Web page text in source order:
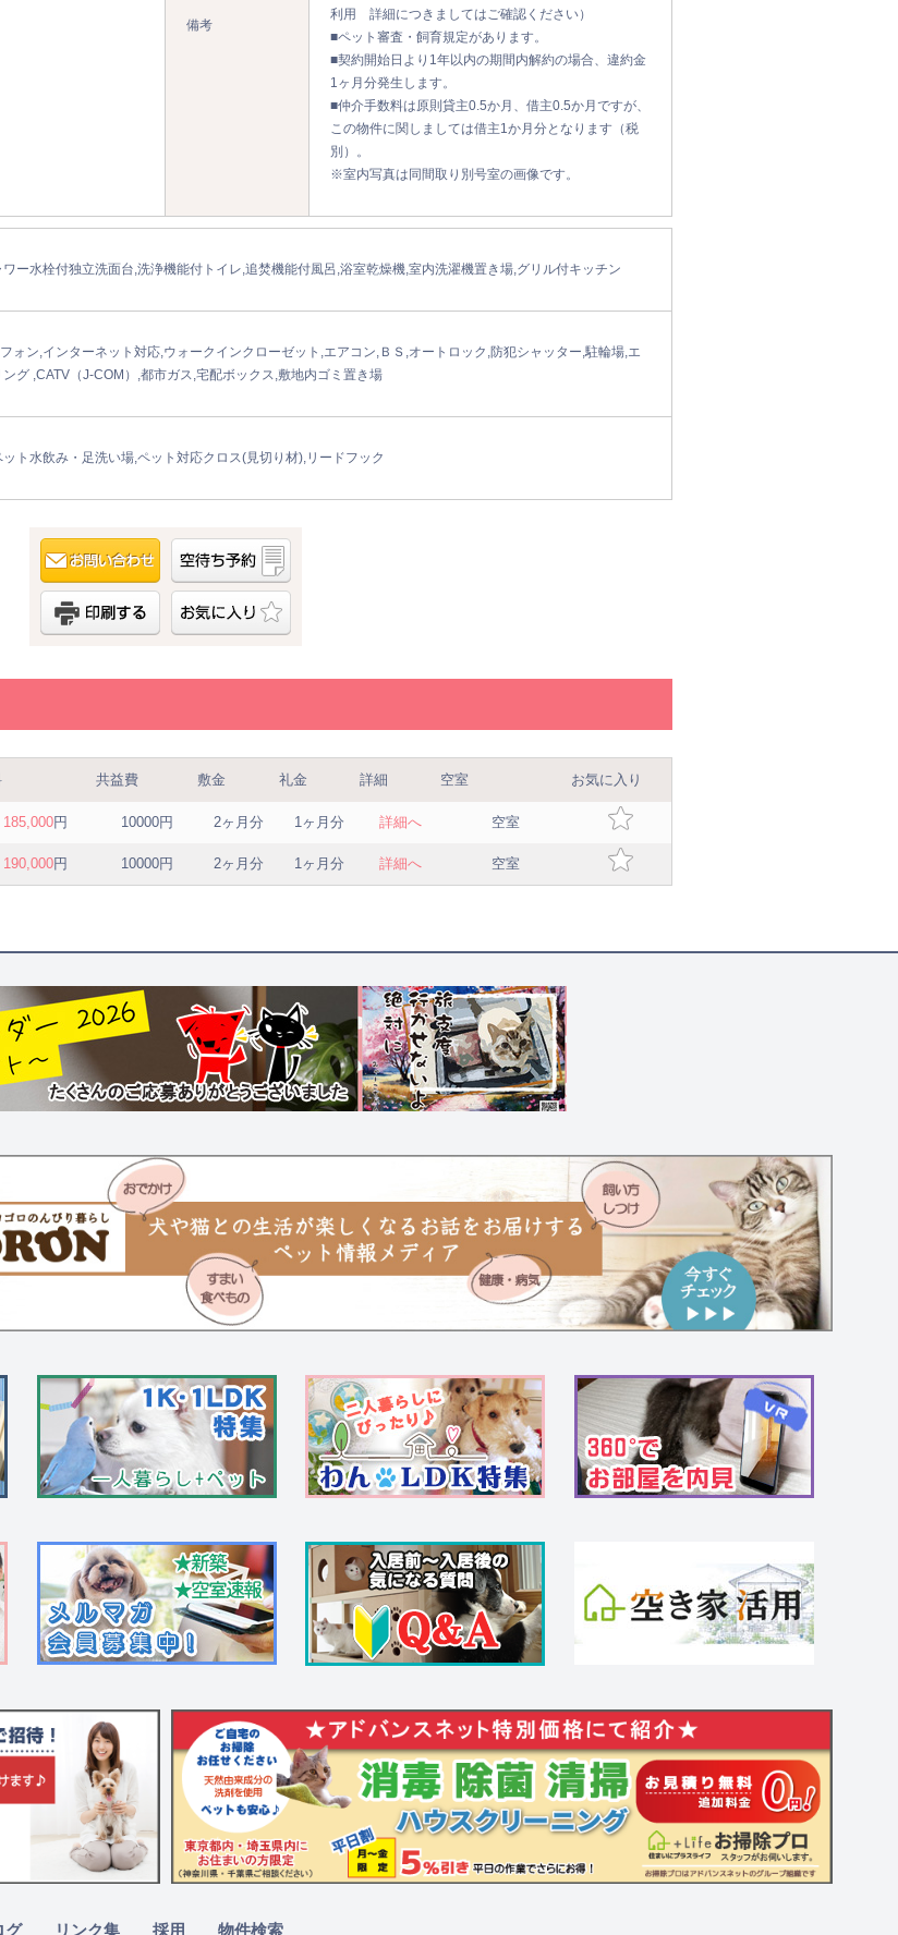
備考
利用 詳細につきましてはご確認ください）
■ペット審査・飼育規定があります。
■契約開始日より1年以内の期間内解約の場合、違約金
1ヶ月分発生します。
■仲介手数料は原則貸主0.5か月、借主0.5か月ですが、
この物件に関しましては借主1か月分となります（税
別）。
※室内写真は同間取り別号室の画像です。
ー水栓付独立洗面台,洗浄機能付トイレ,追焚機能付風呂,浴室乾燥機,室内洗濯機置き場,グリル付キッチン
ォン,インターネット対応,ウォークインクローゼット,エアコン,ＢＳ,オートロック,防犯シャッター,駐輪場,エ
グ ,CATV（J-COM）,都市ガス,宅配ボックス,敷地内ゴミ置き場
ト水飲み・足洗い場,ペット対応クロス(見切り材),リードフック
共益費 敷金 礼金 詳細 空室 お気に入り
185,000円 10000円 2ヶ月分 1ヶ月分 詳細へ 空室
190,000円 10000円 2ヶ月分 1ヶ月分 詳細へ 空室
グ リンク集 採用 物件検索